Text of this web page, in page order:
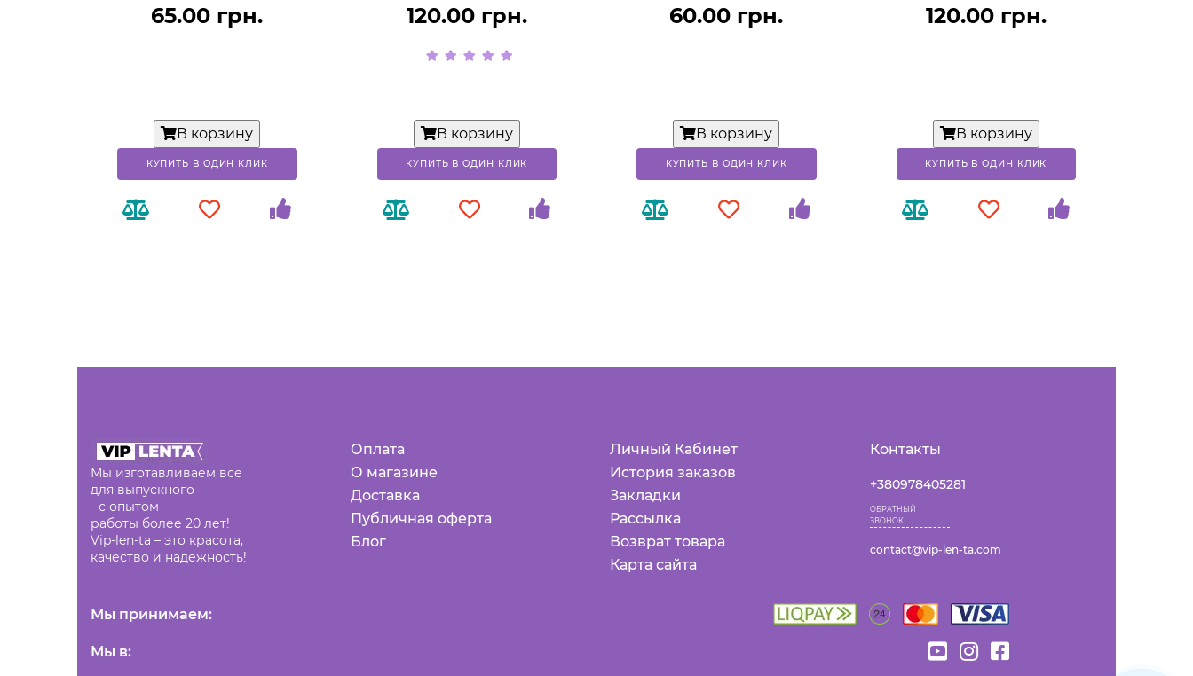
65.00 грн.
В корзину
КУПИТЬ В ОДИН КЛИК
120.00 грн.
В корзину
КУПИТЬ В ОДИН КЛИК
60.00 грн.
В корзину
КУПИТЬ В ОДИН КЛИК
120.00 грн.
В корзину
КУПИТЬ В ОДИН КЛИК
Мы изготавливаем все
для выпускного
- с опытом
работы более 20 лет!
Vip-len-ta – это красота,
качество и надежность!
Оплата
О магазине
Доставка
Публичная оферта
Блог
Личный Кабинет
История заказов
Закладки
Рассылка
Возврат товара
Карта сайта
Контакты
+380978405281
ОБРАТНЫЙ
ЗВОНОК
contact@vip-len-ta.com
Мы принимаем:
Мы в: